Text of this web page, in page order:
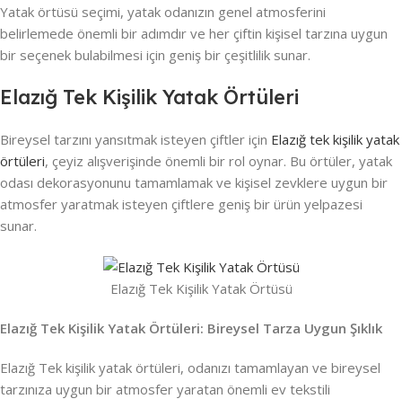
Yatak örtüsü seçimi, yatak odanızın genel atmosferini
belirlemede önemli bir adımdır ve her çiftin kişisel tarzına uygun
bir seçenek bulabilmesi için geniş bir çeşitlilik sunar.
Elazığ Tek Kişilik Yatak Örtüleri
Bireysel tarzını yansıtmak isteyen çiftler için Elazığ tek kişilik yatak
örtüleri, çeyiz alışverişinde önemli bir rol oynar. Bu örtüler, yatak
odası dekorasyonunu tamamlamak ve kişisel zevklere uygun bir
atmosfer yaratmak isteyen çiftlere geniş bir ürün yelpazesi
sunar.
Elazığ Tek Kişilik Yatak Örtüsü
Elazığ Tek Kişilik Yatak Örtüleri: Bireysel Tarza Uygun Şıklık
Elazığ Tek kişilik yatak örtüleri, odanızı tamamlayan ve bireysel
tarzınıza uygun bir atmosfer yaratan önemli ev tekstili